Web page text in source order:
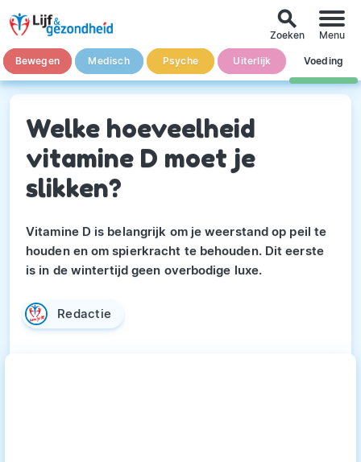
Bewegen Medisch Psyche Uiterlijk Voeding
search
Zoeken Menu
Welke hoeveelheid
vitamine D moet je
slikken?
Vitamine D is belangrijk om je weerstand op peil te
houden en om spierkracht te behouden. Dit eerste
is in de wintertijd geen overbodige luxe.
Redactie